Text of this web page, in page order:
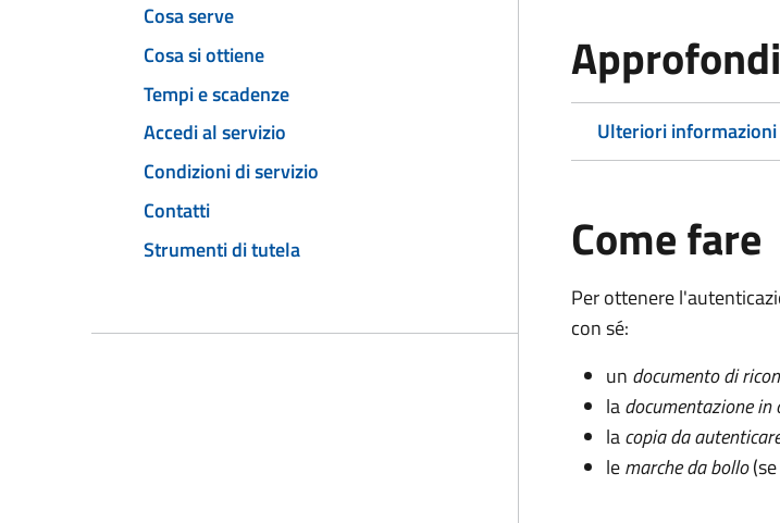
Cosa serve
Cosa si ottiene
Tempi e scadenze
Accedi al servizio
Condizioni di servizio
Contatti
Strumenti di tutela
Ulteriori informazioni
Come fare
Per ottenere
con sé:
un documento di
ladocumentazione in
lacopia da
lemarche da bollo